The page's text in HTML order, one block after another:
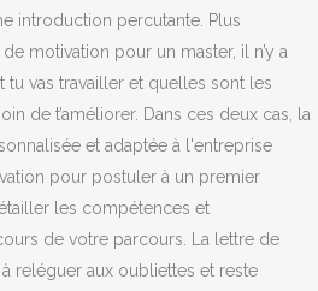
introduction percutante. Plus
motivation pour un master, il n’y a
vas travailler et quelles sont les
de t’améliorer. Dans ces deux cas, la
et adaptée à l'entreprise
pour postuler à un premier
les compétences et
de votre parcours. La lettre de
reléguer aux oubliettes et reste